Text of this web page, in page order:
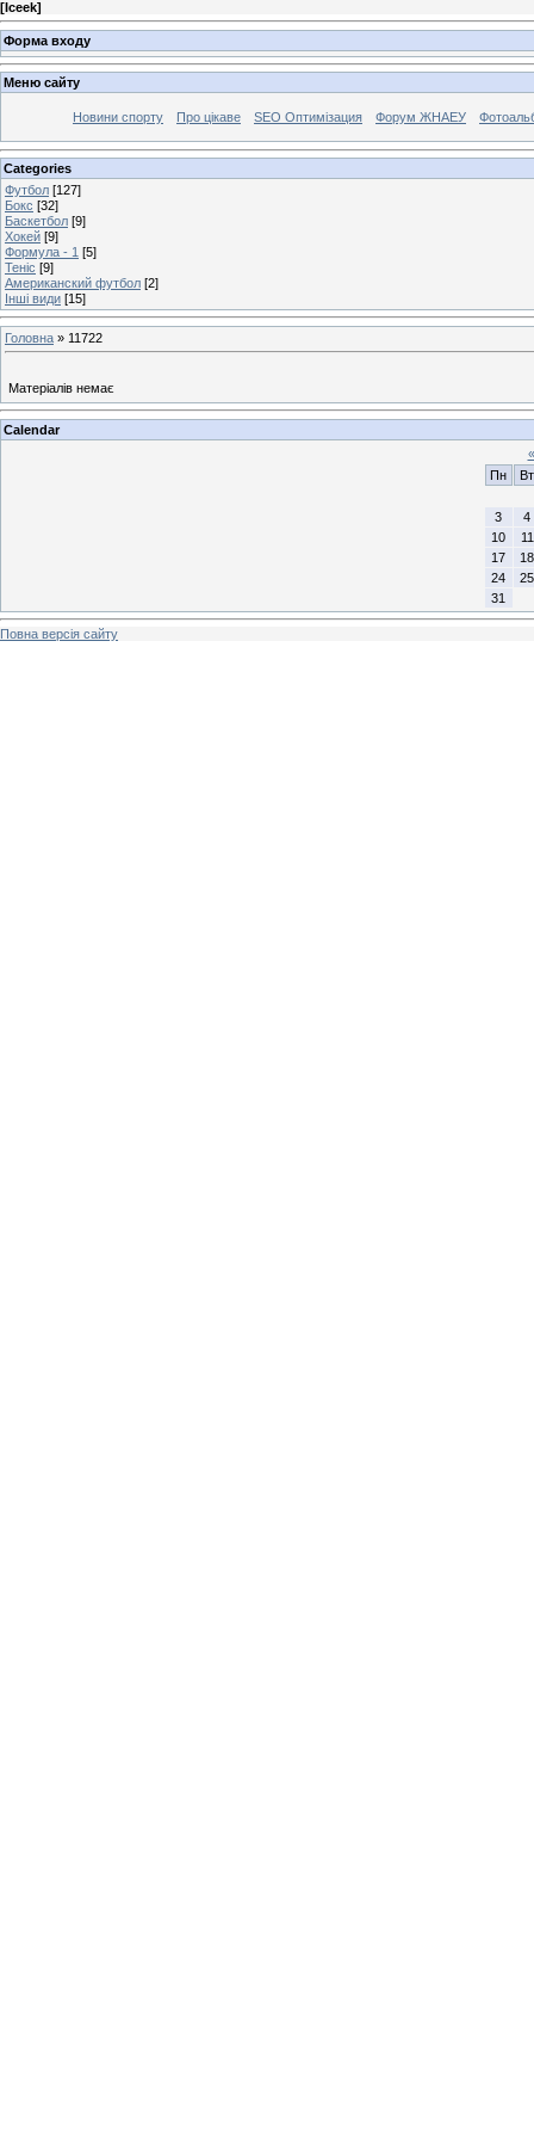
[Iceek]
Форма входу
Меню сайту
Новини спорту Про цікаве SEO Оптимізация Форум ЖНАЕУ
Categories
Футбол [127]
Бокс [32]
Баскетбол [9]
Хокей [9]
Формула - 1 [5]
Теніс [9]
Американский футбол [2]
Інші види [15]
Головна » 11722
Матеріалів немає
Calendar
«
Пн
Вт
3
4
10
11
17
18
24
25
31
Повна версія сайту